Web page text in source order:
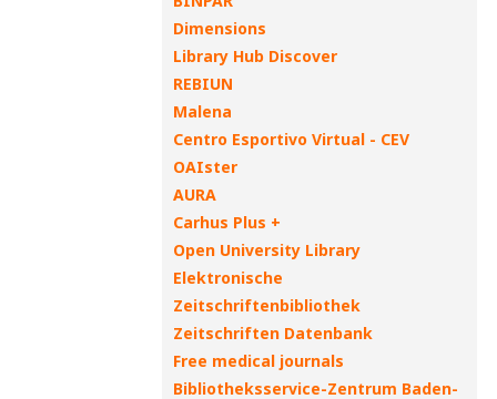
Dimensions
Library Hub Discover
REBIUN
Malena
Centro Esportivo Virtual - CEV
OAIster
AURA
Carhus Plus +
Open University Library
Elektronische
Zeitschriftenbibliothek
Zeitschriften Datenbank
Free medical journals
Bibliotheksservice-Zentrum Baden-